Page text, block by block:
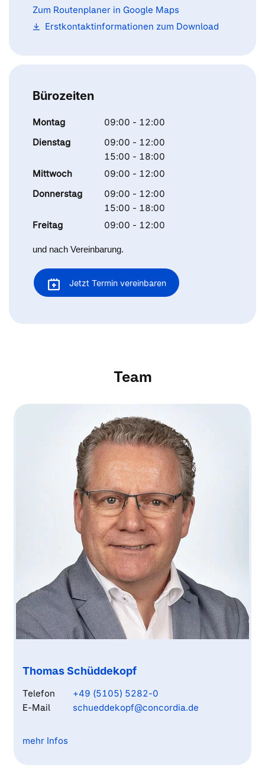
Zum Routenplaner in Google Maps
Erstkontaktinformationen zum Download
Bürozeiten
Montag
09:00 - 12:00
Dienstag
09:00 - 12:00
15:00 - 18:00
Mittwoch
09:00 - 12:00
Donnerstag
09:00 - 12:00
15:00 - 18:00
Freitag
09:00 - 12:00
und nach Vereinbarung.
Jetzt Termin vereinbaren
Team
Thomas Schüddekopf
Telefon
+49 (5105) 5282-0
E-Mail
schueddekopf@concordia.de
Qualifikation: Versicherungskaufmann, zertifizierter
mehr Infos